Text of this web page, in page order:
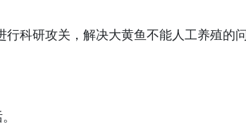
科研攻关，解决大黄鱼不能人工养殖的